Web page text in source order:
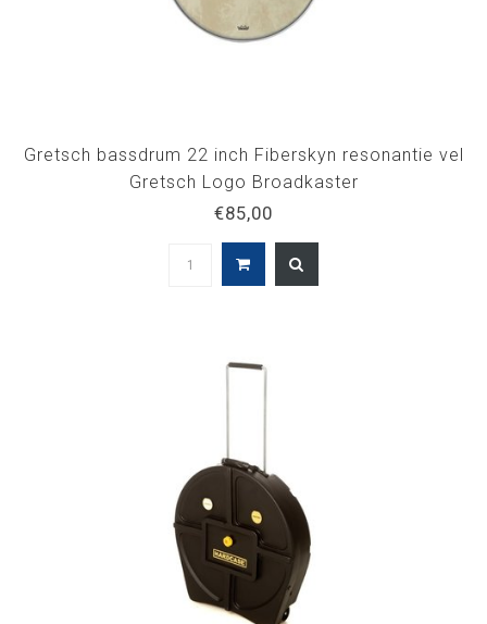
Gretsch bassdrum 22 inch Fiberskyn resonantie vel
Gretsch Logo Broadkaster
€85,00